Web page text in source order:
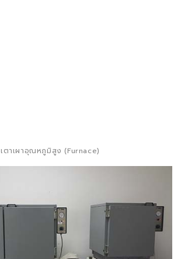
เตาเผาอุณหภูมิสูง (Furnace)